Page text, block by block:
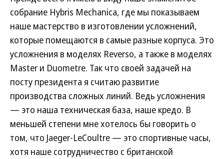
собрание Hybris Mechanica, где мы показываем
наше мастерство в изготовлении усложнений,
которые помещаются в самые разные корпуса. Это
усложнения в моделях Reverso, а также в моделях
Master и Duometre. Так что своей задачей на
посту президента я считаю развитие
производства сложных линий. Ведь усложнения
— это наша техническая база, наше кредо. В
меньшей степени мне хотелось бы говорить о
том, что Jaeger-LeCoultre — это спортивные часы,
хотя наше сотрудничество с британской